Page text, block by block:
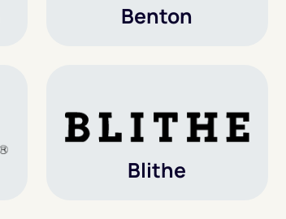
Benton
Blithe